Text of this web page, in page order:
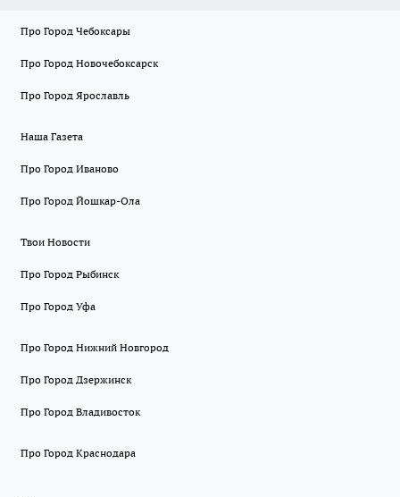
Про Город Чебоксары
Про Город Новочебоксарск
Про Город Ярославль
Наша Газета
Про Город Иваново
Про Город Йошкар-Ола
Твои Новости
Про Город Рыбинск
Про Город Уфа
Про Город Нижний Новгород
Про Город Дзержинск
Про Город Владивосток
Про Город Краснодара